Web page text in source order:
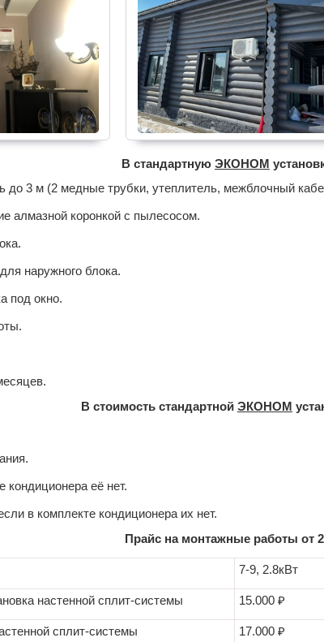
В стандартную ЭКОНОМ
до 3 м (2 медные трубки, утеплитель, межблочный
алмазной коронкой с пылесосом.
наружного блока.
под окно.
В стоимость стандартной ЭКОНОМ
кондиционера её нет.
в комплекте кондиционера их нет.
Прайс на монтажные работы от
7-9, 2.8кВт
настенной сплит-системы 15.000 ₽
сплит-системы 17.000 ₽